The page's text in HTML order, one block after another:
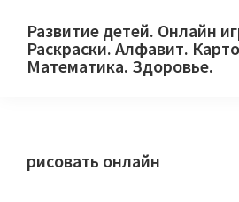
primary
main
primary
Развитие детей. Онлайн
Раскраски. Алфавит.
Математика. Здоровье.
и
рисовать онлайн